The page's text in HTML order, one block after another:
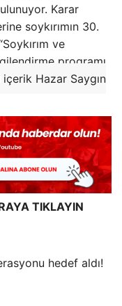
Karar
soykırımın 30.
ve
programı
içerik Hazar Saygın
TIKLAYIN
hedef aldı!